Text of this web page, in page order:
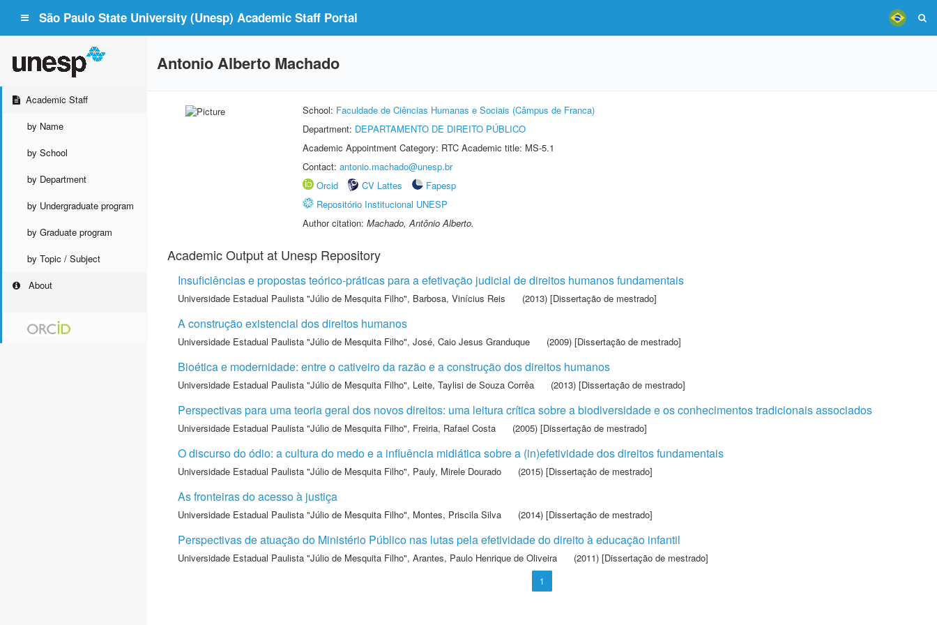
São Paulo State University (Unesp) Academic Staff Portal
Academic Staff
by Name
by School
by Department
by Undergraduate program
by Graduate program
by Topic / Subject
About
Antonio Alberto Machado
School: Faculdade de Ciências Humanas e Sociais (Câmpus de Franca)
Department: DEPARTAMENTO DE DIREITO PÚBLICO
Academic Appointment Category: RTC Academic title: MS-5.1
Contact: antonio.machado@unesp.br
Orcid
CV Lattes
Fapesp
Repositório Institucional UNESP
Author citation: Machado, Antônio Alberto.
Academic Output at Unesp Repository
Insuficiências e propostas teórico-práticas para a efetivação judicial de direitos humanos fundamentais
Universidade Estadual Paulista "Júlio de Mesquita Filho", Barbosa, Vinícius Reis (2013) [Dissertação de mestrado]
A construção existencial dos direitos humanos
Universidade Estadual Paulista "Júlio de Mesquita Filho", José, Caio Jesus Granduque (2009) [Dissertação de mestrado]
Bioética e modernidade: entre o cativeiro da razão e a construção dos direitos humanos
Universidade Estadual Paulista "Júlio de Mesquita Filho", Leite, Taylisi de Souza Corrêa (2013) [Dissertação de mestrado]
Perspectivas para uma teoria geral dos novos direitos: uma leitura crítica sobre a biodiversidade e os conhecimentos tradicionais associados
Universidade Estadual Paulista "Júlio de Mesquita Filho", Freiria, Rafael Costa (2005) [Dissertação de mestrado]
O discurso do ódio: a cultura do medo e a influência midiática sobre a (in)efetividade dos direitos fundamentais
Universidade Estadual Paulista "Júlio de Mesquita Filho", Pauly, Mirele Dourado (2015) [Dissertação de mestrado]
As fronteiras do acesso à justiça
Universidade Estadual Paulista "Júlio de Mesquita Filho", Montes, Priscila Silva (2014) [Dissertação de mestrado]
Perspectivas de atuação do Ministério Público nas lutas pela efetividade do direito à educação infantil
Universidade Estadual Paulista "Júlio de Mesquita Filho", Arantes, Paulo Henrique de Oliveira (2011) [Dissertação de mestrado]
1